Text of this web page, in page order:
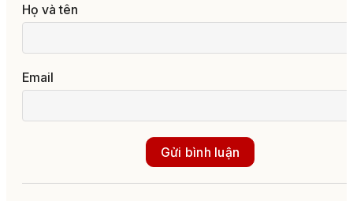
Họ và tên
Email
Gửi bình luận